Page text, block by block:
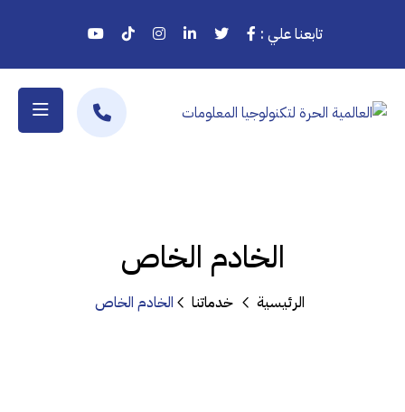
تابعنا علي :
الخادم الخاص
الرئيسية خدماتنا الخادم الخاص